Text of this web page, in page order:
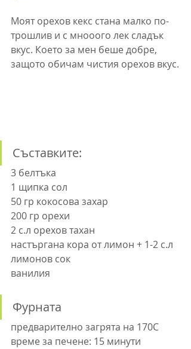
Моят орехов кекс стана малко по-
трошлив и с мнооого лек сладък
вкус. Което за мен беше добре,
защото обичам чистия орехов вкус.
Съставките:
3 белтъка
1 щипка сол
50 гр кокосова захар
200 гр орехи
2 с.л орехов тахан
настъргана кора от лимон + 1-2 с.л
лимонов сок
ванилия
Фурната
предварително загрята на 170C
време за печене: 15 минути